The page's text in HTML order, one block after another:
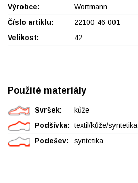
Výrobce:
Wortmann
Číslo artiklu:
22100-46-001
Velikost:
42
Použité materiály
Svršek:
kůže
Podšívka:
textil/kůže/syntetika
Podešev:
syntetika